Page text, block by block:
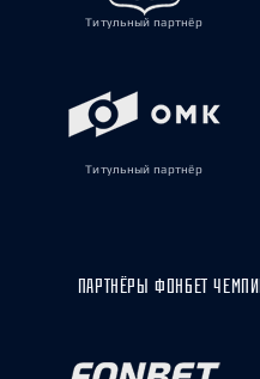
Титульный партнёр
Титульный партнёр
ПАРТНЁРЫ ФОНБЕТ